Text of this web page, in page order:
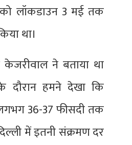
लॉकडाउन 3 मई तक
था।
केजरीवाल ने बताया था
दौरान हमने देखा कि
लगभग 36-37 फीसदी तक
में इतनी संक्रमण दर